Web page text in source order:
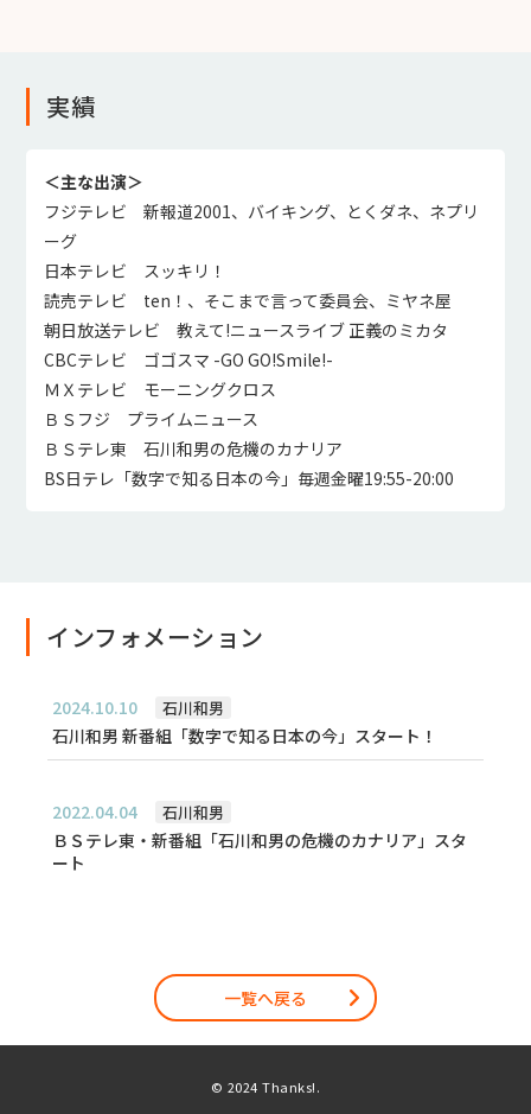
実績
＜主な出演＞
フジテレビ 新報道2001、バイキング、とくダネ、ネプリ
ーグ
日本テレビ スッキリ！
読売テレビ ten！、そこまで言って委員会、ミヤネ屋
朝日放送テレビ 教えて!ニュースライブ 正義のミカタ
CBCテレビ ゴゴスマ -GO GO!Smile!-
ＭＸテレビ モーニングクロス
ＢＳフジ プライムニュース
ＢＳテレ東 石川和男の危機のカナリア
BS日テレ「数字で知る日本の今」毎週金曜19:55-20:00
インフォメーション
2024.10.10 石川和男
石川和男 新番組「数字で知る日本の今」スタート！
2022.04.04 石川和男
ＢＳテレ東・新番組「石川和男の危機のカナリア」スタ
ート
一覧へ戻る
© 2024 Thanks!.